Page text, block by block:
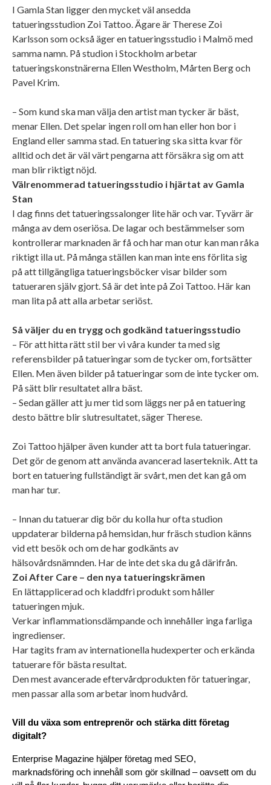
I Gamla Stan ligger den mycket väl ansedda
tatueringsstudion Zoi Tattoo. Ägare är Therese Zoi
Karlsson som också äger en tatueringsstudio i Malmö med
samma namn. På studion i Stockholm arbetar
tatueringskonstnärerna Ellen Westholm, Mårten Berg och
Pavel Krim.
– Som kund ska man välja den artist man tycker är bäst,
menar Ellen. Det spelar ingen roll om han eller hon bor i
England eller samma stad. En tatuering ska sitta kvar för
alltid och det är väl värt pengarna att försäkra sig om att
man blir riktigt nöjd.
Välrenommerad tatueringsstudio i hjärtat av Gamla
Stan
I dag finns det tatueringssalonger lite här och var. Tyvärr är
många av dem oseriösa. De lagar och bestämmelser som
kontrollerar marknaden är få och har man otur kan man råka
riktigt illa ut. På många ställen kan man inte ens förlita sig
på att tillgängliga tatueringsböcker visar bilder som
tatueraren själv gjort. Så är det inte på Zoi Tattoo. Här kan
man lita på att alla arbetar seriöst.
Så väljer du en trygg och godkänd tatueringsstudio
– För att hitta rätt stil ber vi våra kunder ta med sig
referensbilder på tatueringar som de tycker om, fortsätter
Ellen. Men även bilder på tatueringar som de inte tycker om.
På sätt blir resultatet allra bäst.
– Sedan gäller att ju mer tid som läggs ner på en tatuering
desto bättre blir slutresultatet, säger Therese.
Zoi Tattoo hjälper även kunder att ta bort fula tatueringar.
Det gör de genom att använda avancerad laserteknik. Att ta
bort en tatuering fullständigt är svårt, men det kan gå om
man har tur.
– Innan du tatuerar dig bör du kolla hur ofta studion
uppdaterar bilderna på hemsidan, hur fräsch studion känns
vid ett besök och om de har godkänts av
hälsovårdsnämnden. Har de inte det ska du gå därifrån.
Zoi After Care ­– den nya tatueringskrämen
En lättapplicerad och kladdfri produkt som håller
tatueringen mjuk.
Verkar inflammationsdämpande och innehåller inga farliga
ingredienser.
Har tagits fram av internationella hudexperter och erkända
tatuerare för bästa resultat.
Den mest avancerade eftervårdprodukten för tatueringar,
men passar alla som arbetar inom hudvård.
Vill du växa som entreprenör och stärka ditt företag
digitalt?
Enterprise Magazine hjälper företag med SEO,
marknadsföring och innehåll som gör skillnad – oavsett om du